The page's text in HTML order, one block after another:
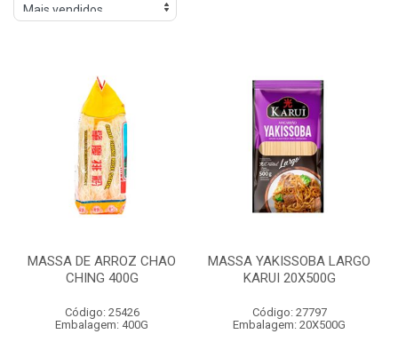
MASSA DE ARROZ CHAO
CHING 400G
Código: 25426
Embalagem: 400G
MASSA YAKISSOBA LARGO
KARUI 20X500G
Código: 27797
Embalagem: 20X500G